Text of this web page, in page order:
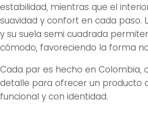
estabilidad, mientras que el
suavidad y confort en cada paso.
y su suela semi cuadrada
cómodo, favoreciendo la forma
Cada par es hecho en Colombia,
detalle para ofrecer un producto
funcional y con identidad.